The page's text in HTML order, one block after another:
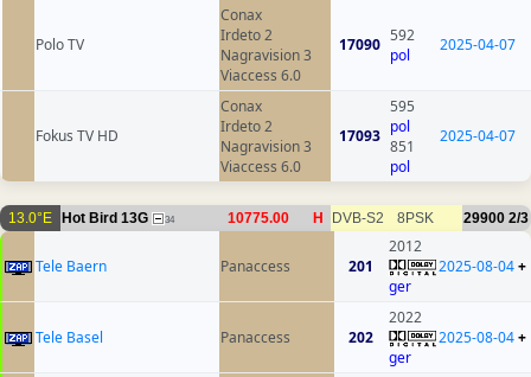
Polo TV
Conax
Irdeto 2
Nagravision 3
Viaccess 6.0
17090 592
pol
2025-04-07
Fokus TV HD
Conax
Irdeto 2
Nagravision 3
Viaccess 6.0
17093
595
pol
851
pol
2025-04-07
13.0°E Hot Bird 13G 34 10775.00 H DVB-S2 8PSK 29900 2/3
Tele Baern Panaccess 201
2012
ger
2025-08-04+
Tele Basel Panaccess 202
2022
ger
2025-08-04+